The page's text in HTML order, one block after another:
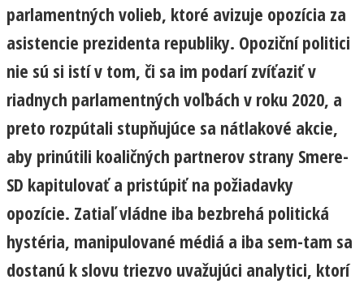
parlamentných volieb, ktoré avizuje opozícia za
asistencie prezidenta republiky. Opoziční politici
nie sú si istí v tom, či sa im podarí zvíťaziť v
riadnych parlamentných voľbách v roku 2020, a
preto rozpútali stupňujúce sa nátlakové akcie,
aby prinútili koaličných partnerov strany Smere-
SD kapitulovať a pristúpiť na požiadavky
opozície. Zatiaľ vládne iba bezbrehá politická
hystéria, manipulované médiá a iba sem-tam sa
dostanú k slovu triezvo uvažujúci analytici, ktorí